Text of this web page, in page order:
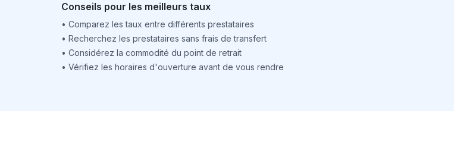
Conseils pour les meilleurs taux
• Comparez les taux entre différents prestataires
• Recherchez les prestataires sans frais de transfert
• Considérez la commodité du point de retrait
• Vérifiez les horaires d'ouverture avant de vous rendre